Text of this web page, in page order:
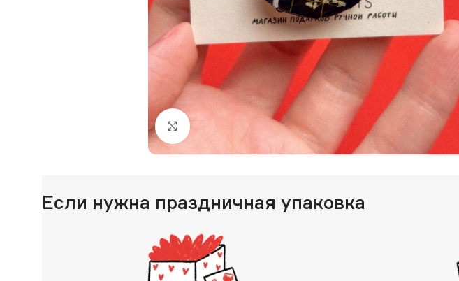
Нажмите, чтобы увеличить изображение
Если нужна праздничная упаковка